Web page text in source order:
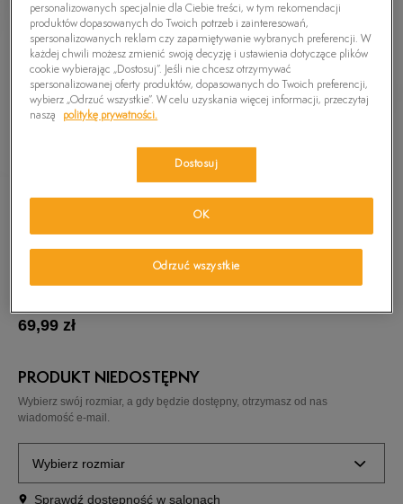
69,99 zł
PRODUKT NIEDOSTĘPNY
Wybierz swój rozmiar, a gdy będzie dostępny, otrzymasz od nas
wiadomość e-mail.
Wybierz rozmiar
Sprawdź dostępność w salonach
personalizowanych specjalnie dla Ciebie treści, w tym rekomendacji
produktów dopasowanych do Twoich potrzeb i zainteresowań,
spersonalizowanych reklam czy zapamiętywanie wybranych preferencji. W
każdej chwili możesz zmienić swoją decyzję i ustawienia dotyczące plików
cookie wybierając „Dostosuj”. Jeśli nie chcesz otrzymywać
spersonalizowanej oferty produktów, dopasowanych do Twoich preferencji,
wybierz „Odrzuć wszystkie”. W celu uzyskania więcej informacji, przeczytaj
naszą
politykę prywatności.
Dostosuj
Odrzuć wszystkie
OK